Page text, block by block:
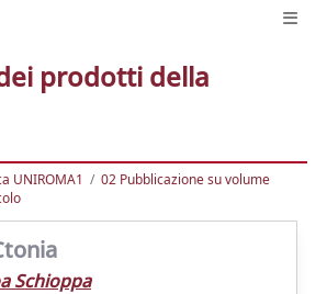
prodotti della
UNIROMA1
02 Pubblicazione su volume
Schioppa